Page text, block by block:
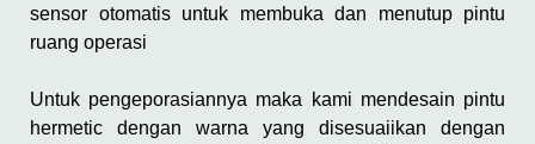
sensor otomatis untuk membuka dan menutup pintu
ruang operasi
Untuk pengeporasiannya maka kami mendesain pintu
hermetic dengan warna yang disesuaiikan dengan